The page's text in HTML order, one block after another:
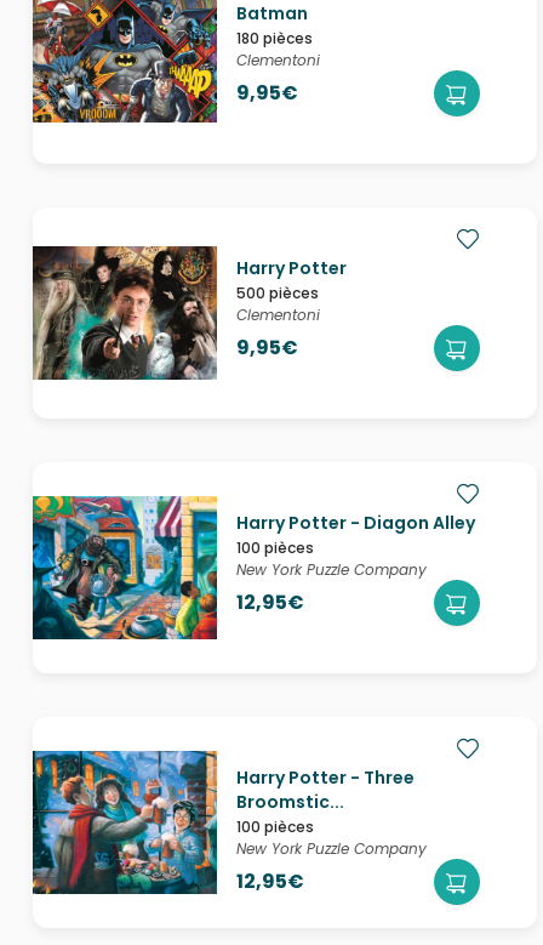
Batman
180 pièces
Clementoni
9,95€
Harry Potter
500 pièces
Clementoni
9,95€
Harry Potter - Diagon Alley
100 pièces
New York Puzzle Company
12,95€
Harry Potter - Three
Broomstic...
100 pièces
New York Puzzle Company
12,95€